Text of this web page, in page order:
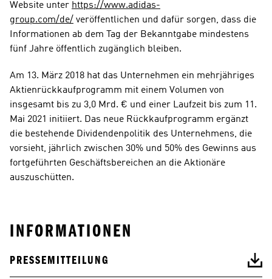
Website unter https://www.adidas-
group.com/de/ veröffentlichen und dafür sorgen, dass die
Informationen ab dem Tag der Bekanntgabe mindestens
fünf Jahre öffentlich zugänglich bleiben.
Am 13. März 2018 hat das Unternehmen ein mehrjähriges
Aktienrückkaufprogramm mit einem Volumen von
insgesamt bis zu 3,0 Mrd. € und einer Laufzeit bis zum 11.
Mai 2021 initiiert. Das neue Rückkaufprogramm ergänzt
die bestehende Dividendenpolitik des Unternehmens, die
vorsieht, jährlich zwischen 30% und 50% des Gewinns aus
fortgeführten Geschäftsbereichen an die Aktionäre
auszuschütten.
INFORMATIONEN
PRESSEMITTEILUNG